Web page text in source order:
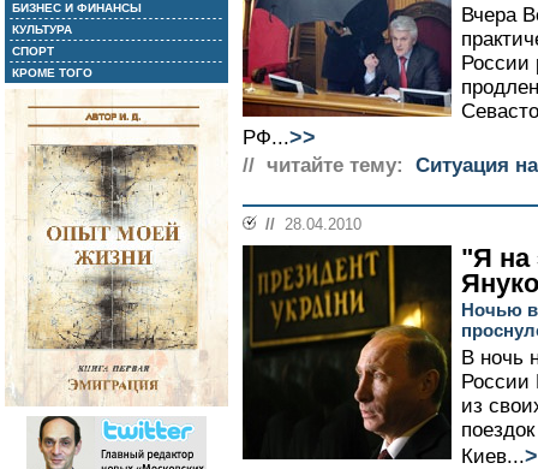
БИЗНЕС И ФИНАНСЫ
КУЛЬТУРА
СПОРТ
КРОМЕ ТОГО
Вчера
России
РФ...>>
// читайте тему: Ситуация
// 28.04.2010
"Я на
Ночью в
В ночь
России
из
Киев...